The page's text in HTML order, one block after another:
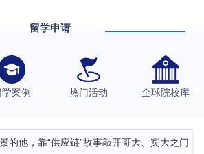
留学申请
学案例 热门活动 全球院校库
大学数字媒体与创意产业硕士录取案例
经大学投资学背景，成功斩获英国名校多份
的他，靠“供应链”故事敲开哥大、宾大之门